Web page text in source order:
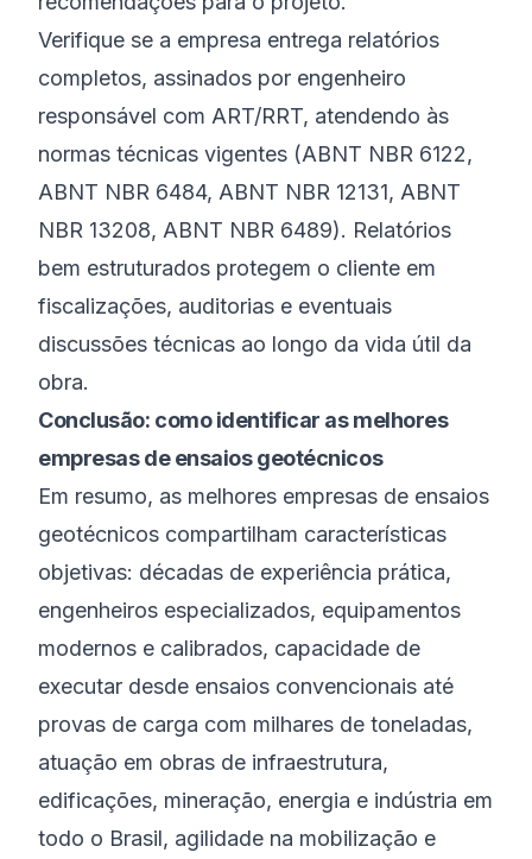
Verifique se a empresa entrega relatórios
completos, assinados por engenheiro
responsável com ART/RRT, atendendo às
normas técnicas vigentes (ABNT NBR 6122,
ABNT NBR 6484, ABNT NBR 12131, ABNT
NBR 13208, ABNT NBR 6489). Relatórios
bem estruturados protegem o cliente em
fiscalizações, auditorias e eventuais
discussões técnicas ao longo da vida útil da
obra.
Conclusão: como identificar as melhores
empresas de ensaios geotécnicos
Em resumo, as melhores empresas de ensaios
geotécnicos compartilham características
objetivas: décadas de experiência prática,
engenheiros especializados, equipamentos
modernos e calibrados, capacidade de
executar desde ensaios convencionais até
provas de carga com milhares de toneladas,
atuação em obras de infraestrutura,
edificações, mineração, energia e indústria em
todo o Brasil, agilidade na mobilização e